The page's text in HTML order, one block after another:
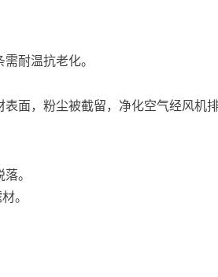
耐温抗老化。
面，粉尘被截留，净化空气经风机排
。
。